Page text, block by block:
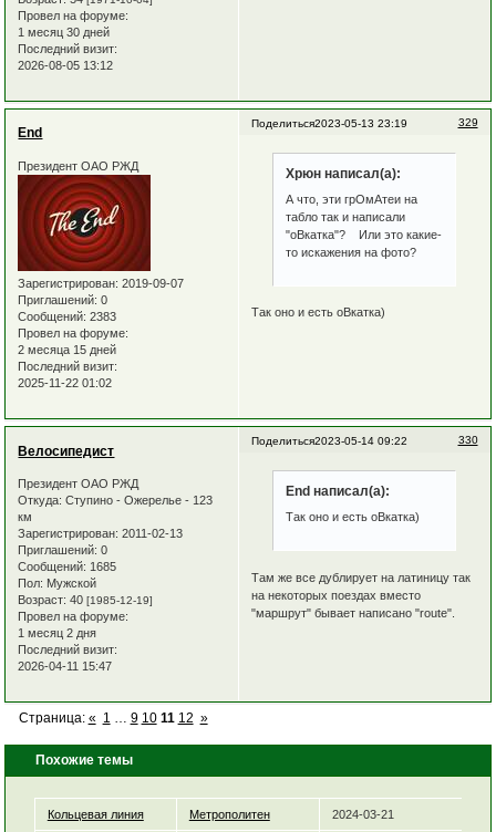
Провел на форуме:
1 месяц 30 дней
Последний визит:
2026-08-05 13:12
Поделиться 329
2023-05-13 23:19
End
Президент ОАО РЖД
Зарегистрирован: 2019-09-07
Приглашений: 0
Сообщений: 2383
Провел на форуме:
2 месяца 15 дней
Последний визит:
2025-11-22 01:02
Хрюн написал(а):
А что, эти грОмАтеи на
табло так и написали
"оВкатка"? Или это какие-
то искажения на фото?
Так оно и есть оВкатка)
Поделиться 330
2023-05-14 09:22
Велосипедист
Президент ОАО РЖД
Откуда: Ступино - Ожерелье - 123
км
Зарегистрирован: 2011-02-13
Приглашений: 0
Сообщений: 1685
Пол: Мужской
Возраст: 40[1985-12-19]
Провел на форуме:
1 месяц 2 дня
Последний визит:
2026-04-11 15:47
End написал(а):
Так оно и есть оВкатка)
Там же все дублирует на латиницу так
на некоторых поездах вместо
"маршрут" бывает написано "route".
Страница: « 1 … 9 10 11 12 »
Похожие темы
Кольцевая линия Метрополитен 2024-03-21